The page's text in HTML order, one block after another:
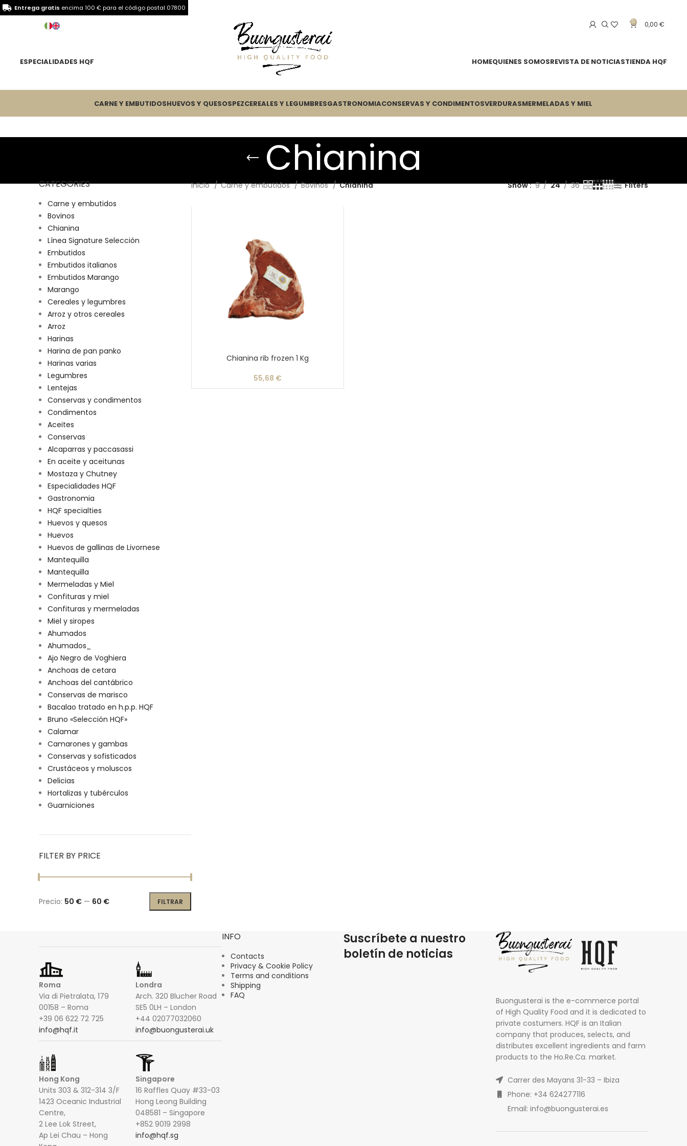
0 0,00€
ESPECIALIDADES HQF HOMEQUIENES SOMOSREVISTA DE NOTICIASTIENDA HQF
CARNE Y EMBUTIDOSHUEVOS Y QUESOSPEZCEREALES Y LEGUMBRESGASTRONOMIACONSERVAS Y CONDIMENTOSVERDURASMERMELADAS Y MIEL
Chianina
CATEGORIES
Carne y embutidos
Bovinos
Chianina
Línea Signature Selección
Embutidos
Embutidos italianos
Embutidos Marango
Marango
Cereales y legumbres
Arroz y otros cereales
Arroz
Harinas
Harina de pan panko
Harinas varias
Legumbres
Lentejas
Conservas y condimentos
Condimentos
Aceites
Conservas
Alcaparras y paccasassi
En aceite y aceitunas
Mostaza y Chutney
Especialidades HQF
Gastronomia
HQF specialties
Huevos y quesos
Huevos
Huevos de gallinas de Livornese
Mantequilla
Mantequilla
Mermeladas y Miel
Confituras y miel
Confituras y mermeladas
Miel y siropes
Ahumados
Ahumados_
Ajo Negro de Voghiera
Anchoas de cetara
Anchoas del cantábrico
Conservas de marisco
Bacalao tratado en h.p.p. HQF
Bruno «Selección HQF»
Calamar
Camarones y gambas
Conservas y sofisticados
Crustáceos y moluscos
Delicias
Hortalizas y tubérculos
Guarniciones
FILTER BY PRICE
FILTRAR
Precio: 50 € — 60 €
Inicio Carne y embutidos Bovinos Chianina Show 9 24 36 Filters
Chianina rib frozen 1 Kg
55,68 €
Roma
Via di Pietralata, 179
00158 – Roma
+39 06 622 72 725
info@hqf.it
Londra
Arch. 320 Blucher Road
SE5 0LH – London
+44 02077032060
info@buongusterai.uk
Hong Kong
Units 303 & 312-314 3/F
1423 Oceanic Industrial
Centre,
2 Lee Lok Street,
Ap Lei Chau – Hong
Singapore
16 Raffles Quay #33-03
Hong Leong Building
048581 – Singapore
+852 9019 2998
info@hqf.sg
INFO
Contacts
Privacy & Cookie Policy
Terms and conditions
Shipping
FAQ
Suscríbete a nuestro
boletín de noticias
Buongusterai is the e-commerce portal
of High Quality Food and it is dedicated to
private costumers. HQF is an Italian
company that produces, selects, and
distributes excellent ingredients and farm
products to the Ho.Re.Ca. market.
Carrer des Mayans 31-33 – Ibiza
Phone: +34 624277116
Email: info@buongusterai.es
Entrega gratis encima 100 € para el código postal 07800